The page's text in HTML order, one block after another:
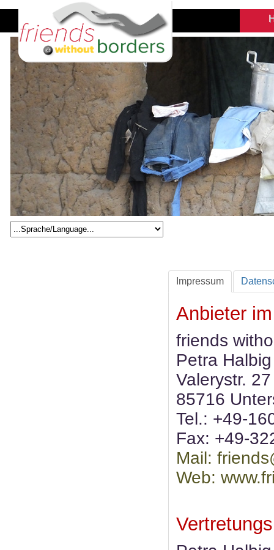
Impressum
Anbieter
friends
Petra Halbig
Valerystr. 27
85716
Tel.: +49-
Fax: +49-
Mail:
Web: